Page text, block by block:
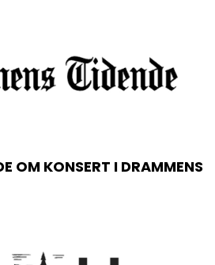
OM KONSERT I DRAMMENS